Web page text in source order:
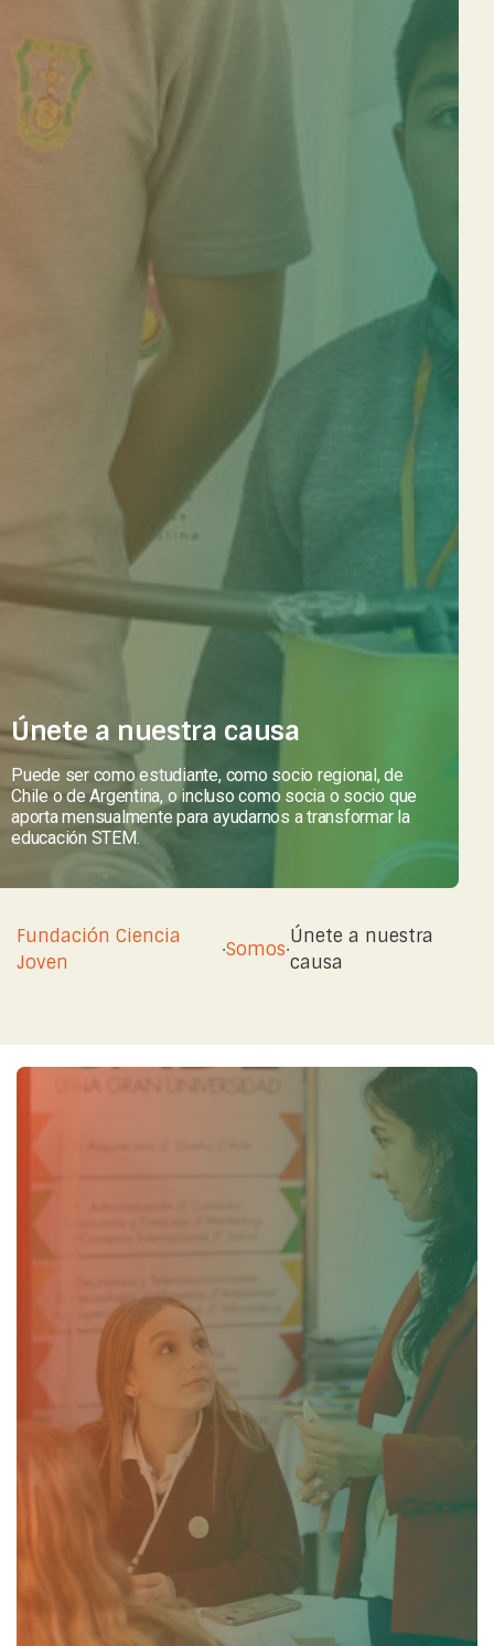
Únete a nuestra causa
Puede ser como estudiante, como socio regional, de
Chile o de Argentina, o incluso como socia o socio que
aporta mensualmente para ayudarnos a transformar la
educación STEM.
Fundación Ciencia
Joven
·Somos·
Únete a nuestra
causa